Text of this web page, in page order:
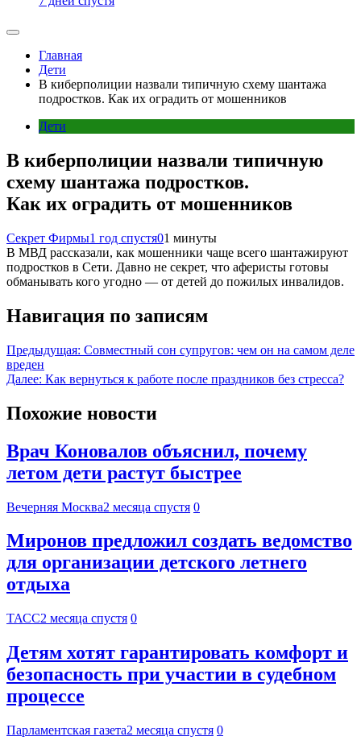
Главная
Дети
В киберполиции назвали типичную схему шантажа
подростков. Как их оградить от мошенников
Дети
В киберполиции назвали типичную
схему шантажа подростков.
Как их оградить от мошенников
Секрет Фирмы1 год спустя01 минуты
В МВД рассказали, как мошенники чаще всего шантажируют
подростков в Сети. Давно не секрет, что аферисты готовы
обманывать кого угодно — от детей до пожилых инвалидов.
Навигация по записям
Предыдущая: Совместный сон супругов: чем он на самом деле
вреден
Далее: Как вернуться к работе после праздников без стресса?
Похожие новости
Врач Коновалов объяснил, почему
летом дети растут быстрее
Вечерняя Москва2 месяца спустя 0
Миронов предложил создать ведомство
для организации детского летнего
отдыха
ТАСС2 месяца спустя 0
Детям хотят гарантировать комфорт и
безопасность при участии в судебном
процессе
Парламентская газета2 месяца спустя 0